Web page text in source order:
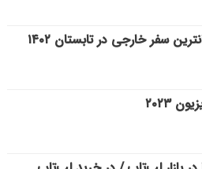
سفر خارجی در تابستان ۱۴۰۲
۲۰۲۳